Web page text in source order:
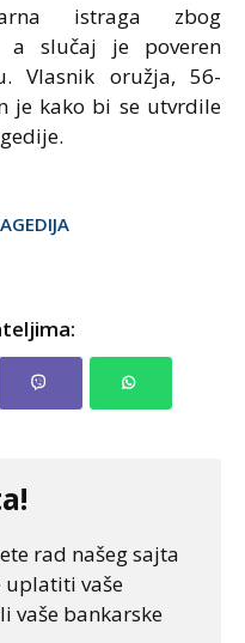
istraga zbog
a slučaj je poveren
Vlasnik oružja, 56-
je kako bi se utvrdile
rad našeg sajta
uplatiti vaše
vaše bankarske